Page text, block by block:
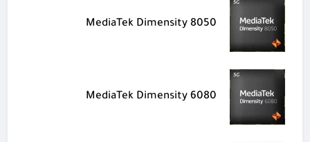
MediaTek Dimensity 8050
MediaTek Dimensity 6080